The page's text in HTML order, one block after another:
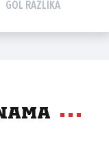
GOL RAZLIKA